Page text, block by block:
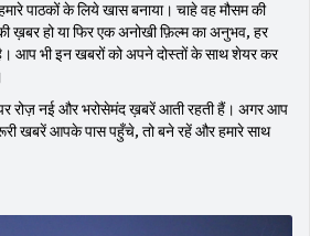
पाठकों के लिये खास बनाया। चाहे वह मौसम की
की ख़बर हो या फिर एक अनोखी फ़िल्म का अनुभव, हर
आप भी इन खबरों को अपने दोस्तों के साथ शेयर कर
पर रोज़ नई और भरोसेमंद ख़बरें आती रहती हैं। अगर आप
खबरें आपके पास पहुँचे, तो बने रहें और हमारे साथ